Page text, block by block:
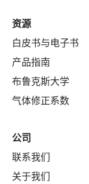
资源
白皮书与电子书
产品指南
布鲁克斯大学
气体修正系数
公司
联系我们
关于我们